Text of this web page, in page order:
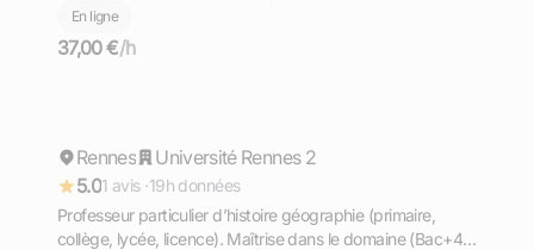
événements et développer une méthode efficace.
En ligne
37,00 €/h
Répond rapidement
Rennes
Université Rennes 2
5.01 avis ·19h données
Professeur particulier d’histoire géographie (primaire,
collège, lycée, licence). Maîtrise dans le domaine (Bac+4